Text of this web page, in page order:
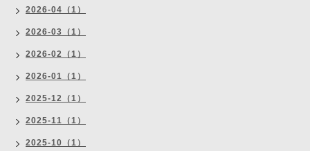
2026-04（1）
2026-03（1）
2026-02（1）
2026-01（1）
2025-12（1）
2025-11（1）
2025-10（1）